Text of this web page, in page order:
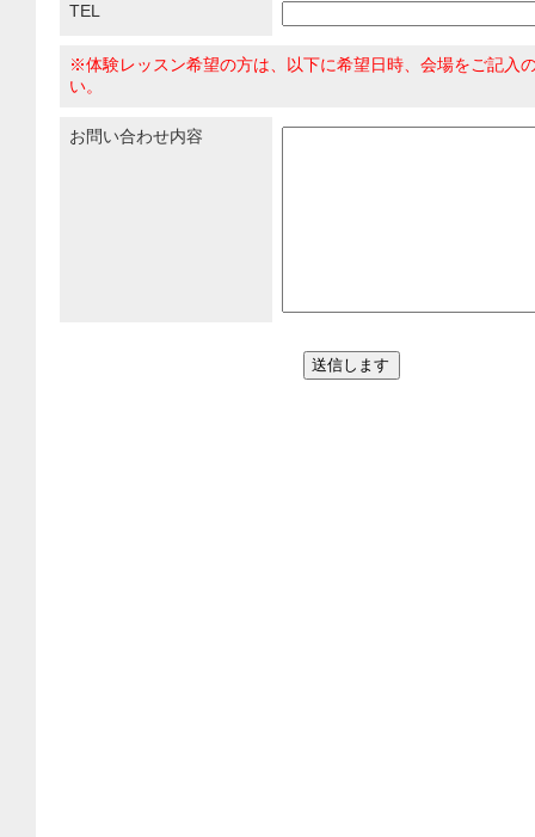
TEL
※体験レッスン希望の方は、以下に希望日時、会場をご記入
い。
お問い合わせ内容